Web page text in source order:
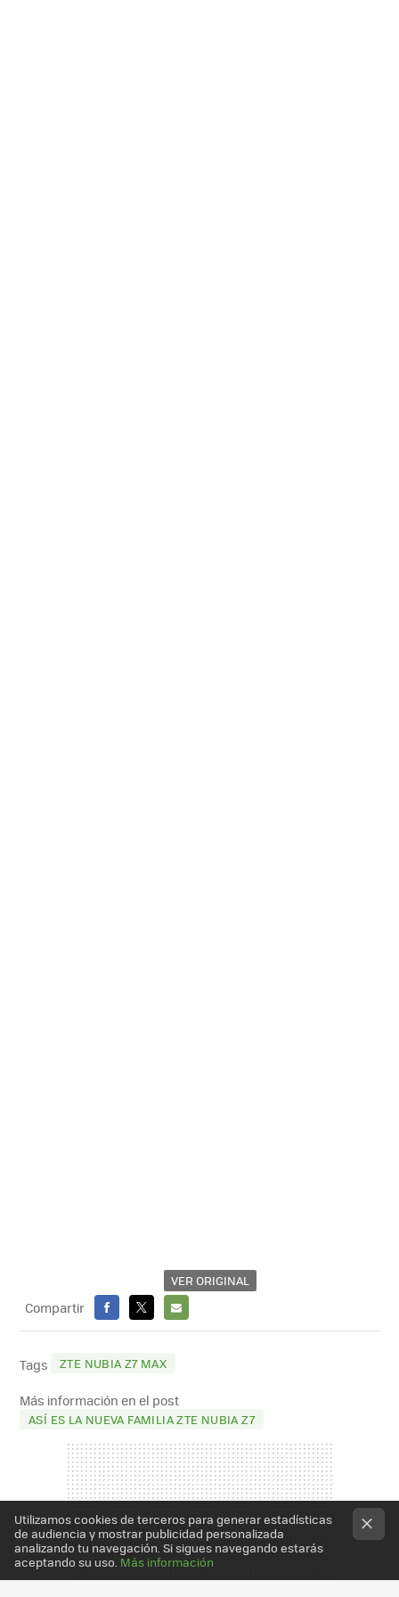
VER ORIGINAL
Compartir
FACEBOOK
X
E-
MAIL
Tags ZTE NUBIA Z7 MAX
Más información en el post
ASÍ ES LA NUEVA FAMILIA ZTE NUBIA Z7
Utilizamos cookies de terceros para generar estadísticas
de audiencia y mostrar publicidad personalizada
analizando tu navegación. Si sigues navegando estarás
aceptando su uso. Más información